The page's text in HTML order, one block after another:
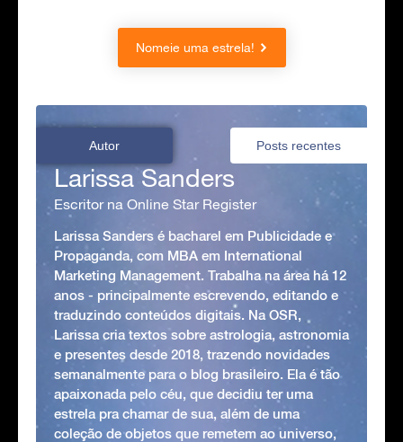
Nomeie uma estrela!
Autor Posts recentes
Larissa Sanders
Escritor na Online Star Register
Larissa Sanders é bacharel em Publicidade e
Propaganda, com MBA em International
Marketing Management. Trabalha na área há 12
anos - principalmente escrevendo, editando e
traduzindo conteúdos digitais. Na OSR,
Larissa cria textos sobre astrologia, astronomia
e presentes desde 2018, trazendo novidades
semanalmente para o blog brasileiro. Ela é tão
apaixonada pelo céu, que decidiu ter uma
estrela pra chamar de sua, além de uma
coleção de objetos que remetem ao universo,